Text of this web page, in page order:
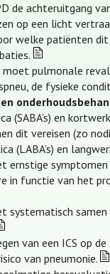
de achteruitgang
op een licht
welke patiënten
pulmonale
de fysieke
(SABA’s) en
dit vereisen (zo
(LABA’s) en
ernstige
in functie van het
systematisch
van een ICS op
van pneumonie.